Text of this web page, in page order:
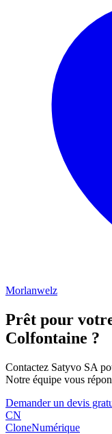
Morlanwelz
Prêt pour
Colfontaine ?
Contactez Satyvo SA
Notre équipe vous
Demander un devis
CN
CloneNumérique